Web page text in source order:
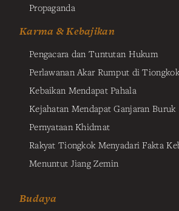
Propaganda
Karma & Kebajikan
Pengacara dan Tuntutan Hukum
Perlawanan Akar Rumput di Tiongkok
Kebaikan Mendapat Pahala
Kejahatan Mendapat Ganjaran Buruk
Pernyataan Khidmat
Rakyat Tiongkok Menyadari Fakta
Menuntut Jiang Zemin
Budaya